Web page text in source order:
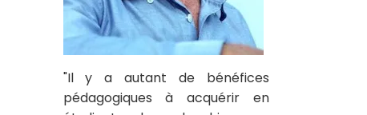
"Il y a autant de bénéfices
pédagogiques à acquérir en